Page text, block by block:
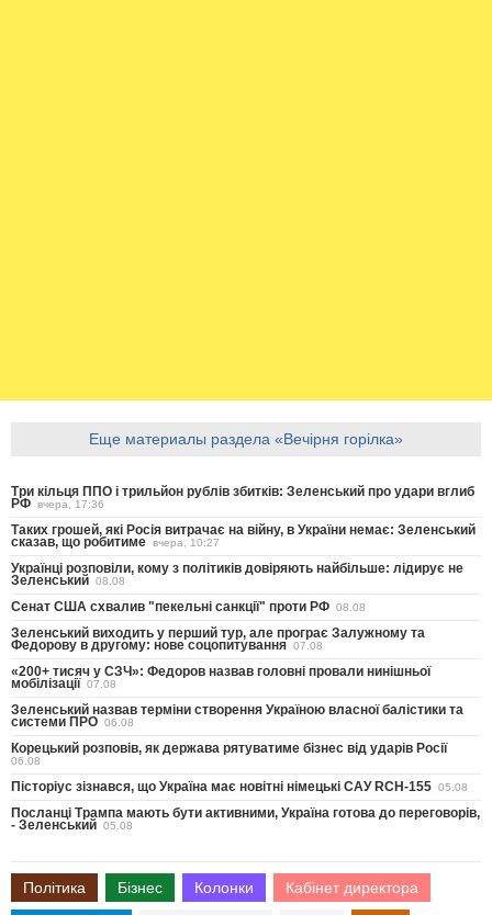
Еще материалы раздела «Вечірня горілка»
Три кільця ППО і трильйон рублів збитків: Зеленський про удари вглиб
РФ вчера, 17:36
Таких грошей, які Росія витрачає на війну, в України немає: Зеленський
сказав, що робитиме вчера, 10:27
Українці розповіли, кому з політиків довіряють найбільше: лідирує не
Зеленський 08.08
Сенат США схвалив "пекельні санкції" проти РФ 08.08
Зеленський виходить у перший тур, але програє Залужному та
Федорову в другому: нове соцопитування 07.08
«200+ тисяч у СЗЧ»: Федоров назвав головні провали нинішньої
мобілізації 07.08
Зеленський назвав терміни створення Україною власної балістики та
системи ПРО 06.08
Корецький розповів, як держава рятуватиме бізнес від ударів Росії
06.08
Пісторіус зізнався, що Україна має новітні німецькі САУ RCH-155 05.08
Посланці Трампа мають бути активними, Україна готова до переговорів,
- Зеленський 05.08
Політика Бізнес Колонки Кабінет директора